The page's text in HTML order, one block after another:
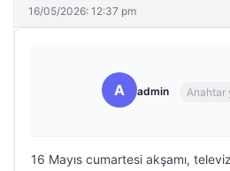
16/05/2026: 12:37 pm
A admin Anahtar
16 Mayıs cumartesi akşamı,